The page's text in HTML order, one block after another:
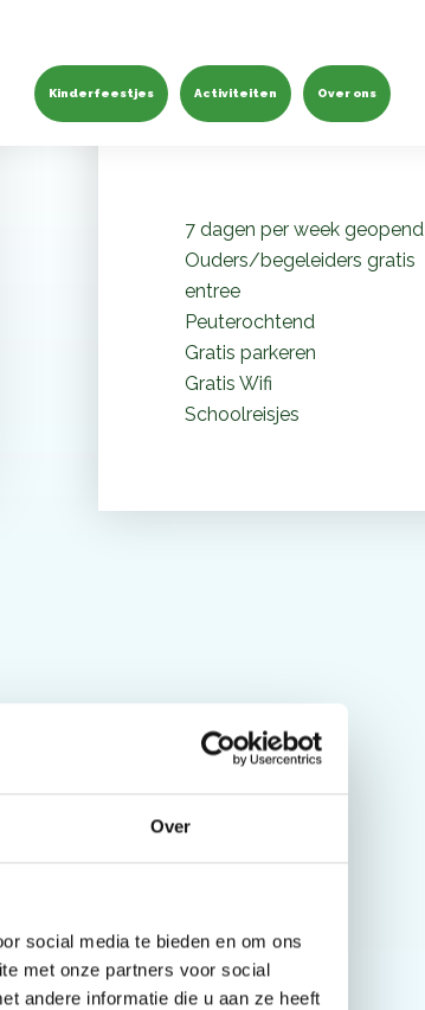
Over
social media te bieden en om ons
met onze partners voor social
andere informatie die u aan ze heeft
Kinderfeestjes Activiteiten Over ons
leukste speeltuin is
7 dagen per week geopend
Ouders/begeleiders gratis
entree
Peuterochtend
Gratis parkeren
Gratis Wifi
Schoolreisjes